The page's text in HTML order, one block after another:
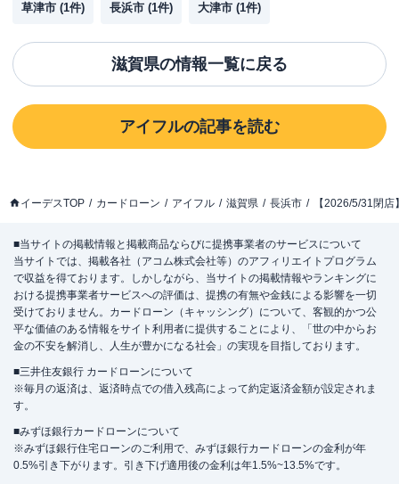
草津市 (1件) 長浜市 (1件) 大津市 (1件)
滋賀県の情報一覧に戻る
アイフルの記事を読む
イーデスTOP カードローン アイフル 滋賀県 長浜市 【2026/5/31閉
■当サイトの掲載情報と掲載商品ならびに提携事業者のサービスについて
当サイトでは、掲載各社（アコム株式会社等）のアフィリエイトプログラム
で収益を得ております。しかしながら、当サイトの掲載情報やランキングに
おける提携事業者サービスへの評価は、提携の有無や金銭による影響を一切
受けておりません。カードローン（キャッシング）について、客観的かつ公
平な価値のある情報をサイト利用者に提供することにより、「世の中からお
金の不安を解消し、人生が豊かになる社会」の実現を目指しております。
■三井住友銀行 カードローンについて
※毎月の返済は、返済時点での借入残高によって約定返済金額が設定されま
す。
■みずほ銀行カードローンについて
※みずほ銀行住宅ローンのご利用で、みずほ銀行カードローンの金利が年
0.5%引き下がります。引き下げ適用後の金利は年1.5%~13.5%です。